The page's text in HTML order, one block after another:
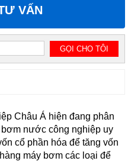
VẤN
Châu Á hiện đang phân
nước công nghiệp uy
cổ phần hóa để tăng vốn
máy bơm các loại để